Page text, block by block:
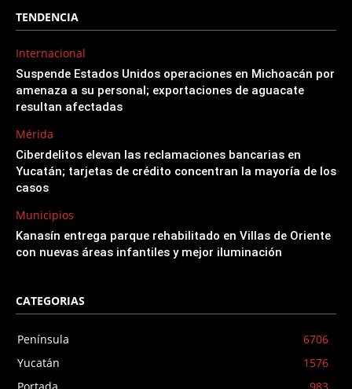
TENDENCIA
Internacional
Suspende Estados Unidos operaciones en Michoacán por
amenaza a su personal; exportaciones de aguacate
resultan afectadas
Mérida
Ciberdelitos elevan las reclamaciones bancarias en
Yucatán; tarjetas de crédito concentran la mayoría de los
casos
Municipios
Kanasín entrega parque rehabilitado en Villas de Oriente
con nuevas áreas infantiles y mejor iluminación
CATEGORIAS
Península
6706
Yucatán
1576